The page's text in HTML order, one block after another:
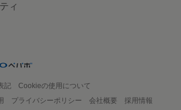
ィ
記
Cookieの使用について
プライバシーポリシー 会社概要
採用情報